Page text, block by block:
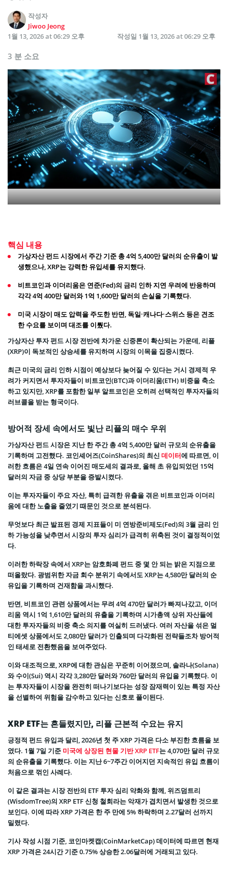
작성자
Jiwoo Jeong
1월 13, 2026 at 06:29 오후
작성일 1월 13, 2026 at 06:29 오후
3 분 소요
핵심 내용
가상자산 펀드 시장에서 주간 기준 총 4억 5,400만 달러의 순유출이 발
생했으나, XRP는 강력한 유입세를 유지했다.
비트코인과 이더리움은 연준(Fed)의 금리 인하 지연 우려에 반응하며
각각 4억 400만 달러와 1억 1,600만 달러의 손실을 기록했다.
미국 시장이 매도 압력을 주도한 반면, 독일·캐나다·스위스 등은 견조
한 수요를 보이며 대조를 이뤘다.
가상자산 투자 펀드 시장 전반에 차가운 신중론이 확산되는 가운데, 리플
(XRP)이 독보적인 상승세를 유지하며 시장의 이목을 집중시켰다.
최근 미국의 금리 인하 시점이 예상보다 늦어질 수 있다는 거시 경제적 우
려가 커지면서 투자자들이 비트코인(BTC)과 이더리움(ETH) 비중을 축소
하고 있지만, XRP를 포함한 일부 알트코인은 오히려 선택적인 투자자들의
러브콜을 받는 형국이다.
방어적 장세 속에서도 빛난 리플의 매수 우위
가상자산 펀드 시장은 지난 한 주간 총 4억 5,400만 달러 규모의 순유출을
기록하며 고전했다. 코인셰어즈(CoinShares)의 최신 데이터에 따르면, 이
러한 흐름은 4일 연속 이어진 매도세의 결과로, 올해 초 유입되었던 15억
달러의 자금 중 상당 부분을 증발시켰다.
이는 투자자들이 주요 자산, 특히 급격한 유출을 겪은 비트코인과 이더리
움에 대한 노출을 줄였기 때문인 것으로 분석된다.
무엇보다 최근 발표된 경제 지표들이 미 연방준비제도(Fed)의 3월 금리 인
하 가능성을 낮추면서 시장의 투자 심리가 급격히 위축된 것이 결정적이었
다.
이러한 하락장 속에서 XRP는 암호화폐 펀드 중 몇 안 되는 밝은 지점으로
떠올랐다. 광범위한 자금 회수 분위기 속에서도 XRP는 4,580만 달러의 순
유입을 기록하며 건재함을 과시했다.
반면, 비트코인 관련 상품에서는 무려 4억 470만 달러가 빠져나갔고, 이더
리움 역시 1억 1,610만 달러의 유출을 기록하며 시가총액 상위 자산들에
대한 투자자들의 비중 축소 의지를 여실히 드러냈다. 여러 자산을 섞은 멀
티에셋 상품에서도 2,080만 달러가 인출되며 다각화된 전략들조차 방어적
인 태세로 전환했음을 보여주었다.
이와 대조적으로, XRP에 대한 관심은 꾸준히 이어졌으며, 솔라나(Solana)
와 수이(Sui) 역시 각각 3,280만 달러와 760만 달러의 유입을 기록했다. 이
는 투자자들이 시장을 완전히 떠나기보다는 성장 잠재력이 있는 특정 자산
을 선별하여 위험을 감수하고 있다는 신호로 풀이된다.
XRP ETF는 흔들렸지만, 리플 근본적 수요는 유지
긍정적 펀드 유입과 달리, 2026년 첫 주 XRP 가격은 다소 부진한 흐름을 보
였다. 1월 7일 기준 미국에 상장된 현물 기반 XRP ETF는 4,070만 달러 규모
의 순유출을 기록했다. 이는 지난 6~7주간 이어지던 지속적인 유입 흐름이
처음으로 꺾인 사례다.
이 같은 결과는 시장 전반의 ETF 투자 심리 약화와 함께, 위즈덤트리
(WisdomTree)의 XRP ETF 신청 철회라는 악재가 겹치면서 발생한 것으로
보인다. 이에 따라 XRP 가격은 한 주 만에 5% 하락하며 2.27달러 선까지
밀렸다.
기사 작성 시점 기준, 코인마켓캡(CoinMarketCap) 데이터에 따르면 현재
XRP 가격은 24시간 기준 0.75% 상승한 2.06달러에 거래되고 있다.